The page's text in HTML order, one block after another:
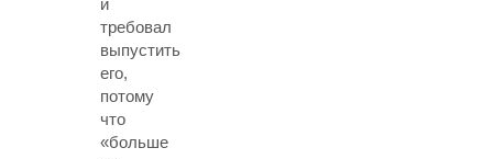
и
требовал
выпустить
его,
потому
что
«больше